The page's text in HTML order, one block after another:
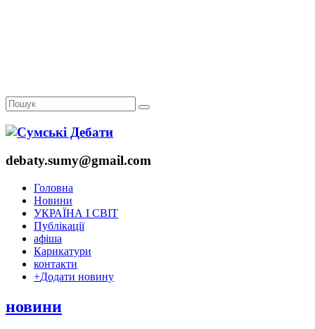
debaty.sumy@gmail.com
Головна
Новини
УКРАЇНА І СВІТ
Публікації
афіша
Карикатури
контакти
+Додати новину
новини